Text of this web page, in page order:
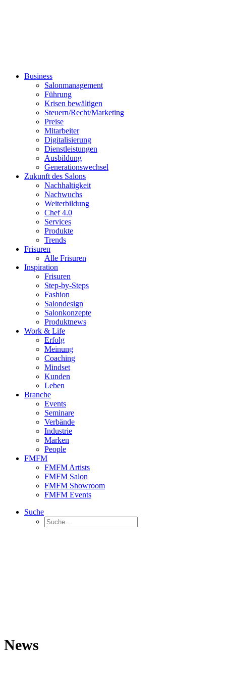
Business
Salonmanagement
Führung
Krisen bewältigen
Steuern/Recht/Marketing
Preise
Mitarbeiter
Digitalisierung
Dienstleistungen
Ausbildung
Generationswechsel
Zukunft des Salons
Nachhaltigkeit
Nachwuchs
Weiterbildung
Chef 4.0
Services
Produkte
Trends
Frisuren
Alle Frisuren
Inspiration
Frisuren
Step-by-Steps
Fashion
Salondesign
Salonkonzepte
Produktnews
Work & Life
Erfolg
Meinung
Coaching
Mindset
Kunden
Leben
Branche
Events
Seminare
Verbände
Industrie
Marken
People
FMFM
FMFM Artists
FMFM Salon
FMFM Showroom
FMFM Events
Suche
News